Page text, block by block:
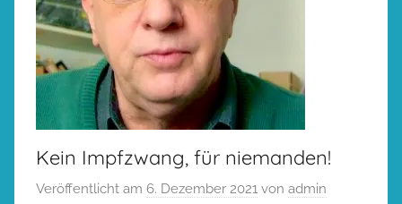
Kein Impfzwang, für niemanden!
Veröffentlicht am 6. Dezember 2021 von admin